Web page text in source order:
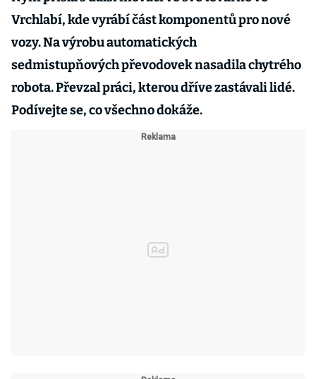
Vrchlabí, kde vyrábí část komponentů pro nové
vozy. Na výrobu automatických
sedmistupňových převodovek nasadila chytrého
robota. Převzal práci, kterou dříve zastávali lidé.
Podívejte se, co všechno dokáže.